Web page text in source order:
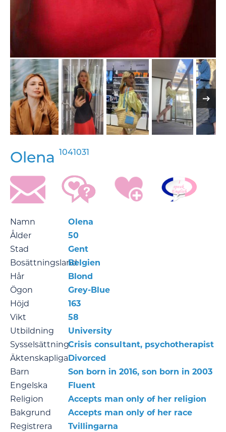
Olena 1041031
Namn
Olena
Ålder
50
Stad
Gent
BosättningslandBelgien
Hår
Blond
Ögon
Grey-Blue
Höjd
163
Vikt
58
Utbildning
University
SysselsättningCrisis consultant, psychotherapist
ÄktenskapligaDivorced
Barn
Son born in 2016, son born in 2003
Engelska
Fluent
Religion
Accepts man only of her religion
Bakgrund
Accepts man only of her race
Registrera
Tvillingarna